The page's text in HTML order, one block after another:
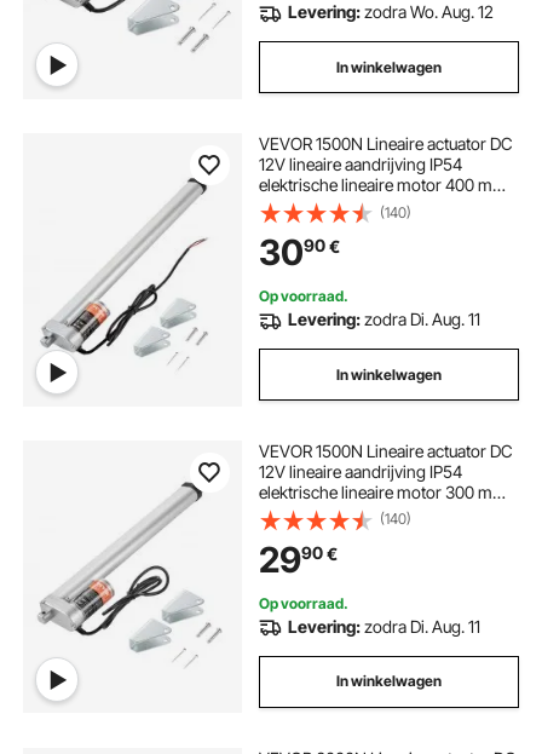
elektrische bandenpomp 12v
elektrische aandrijvingen
elektrisch aandrijving
deuropener elektrisch lier elektrisch 12v
elektrische deuropener draadloos
elektrische deuropener buiten
Levering:zodra Wo. Aug. 12
In winkelwagen
VEVOR 1500N Lineaire actuator DC
12V lineaire aandrijving IP54
elektrische lineaire motor 400 mm
slaglengte Geluidsniveau ≤ 60 dB
Elektrische deuropener 5 mm/s
rijsnelheid Lineaire technologie
Aanpassing aandrijving
(140)
3090€
Op voorraad.
Levering:zodra Di. Aug. 11
In winkelwagen
VEVOR 1500N Lineaire actuator DC
12V lineaire aandrijving IP54
elektrische lineaire motor 300 mm
slaglengte Geluidsniveau ≤ 60 dB
Elektrische deuropener 5 mm/s
rijsnelheid Lineaire technologie
Aanpassingsaandrijving
(140)
2990€
Op voorraad.
Levering:zodra Di. Aug. 11
In winkelwagen